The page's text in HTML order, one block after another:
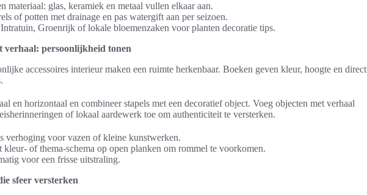
materiaal: glas, keramiek en metaal vullen elkaar aan.
of potten met drainage en pas watergift aan per seizoen.
Groenrijk of lokale bloemenzaken voor planten decoratie tips.
verhaal: persoonlijkheid tonen
accessoires interieur maken een ruimte herkenbaar. Boeken geven kleur, hoogte en direct
en horizontaal en combineer stapels met een decoratief object. Voeg objecten met verhaal
of lokaal aardewerk toe om authenticiteit te versterken.
verhoging voor vazen of kleine kunstwerken.
kleur- of thema-schema op open planken om rommel te voorkomen.
voor een frisse uitstraling.
sfeer versterken